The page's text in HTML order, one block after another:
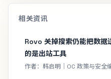
相关资讯
Rovo 关掉搜索仍能把数
的是出站工具
作者：韩启明｜OC 政策与安全